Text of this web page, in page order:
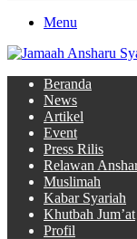
Menu
Beranda
News
Artikel
Event
Press Rilis
Relawan
Muslimah
Kabar Syariah
Khutbah Jum’at
Profil